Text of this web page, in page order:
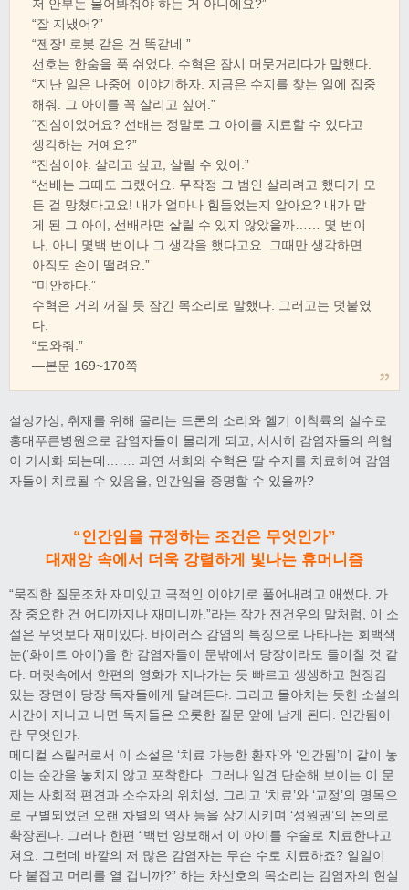
저 안부는 물어봐줘야 하는 거 아니에요?”
“잘 지냈어?”
“젠장! 로봇 같은 건 똑같네.”
선호는 한숨을 푹 쉬었다. 수혁은 잠시 머뭇거리다가 말했다.
“지난 일은 나중에 이야기하자. 지금은 수지를 찾는 일에 집중
해줘. 그 아이를 꼭 살리고 싶어.”
“진심이었어요? 선배는 정말로 그 아이를 치료할 수 있다고
생각하는 거예요?”
“진심이야. 살리고 싶고, 살릴 수 있어.”
“선배는 그때도 그랬어요. 무작정 그 범인 살리려고 했다가 모
든 걸 망쳤다고요! 내가 얼마나 힘들었는지 알아요? 내가 맡
게 된 그 아이, 선배라면 살릴 수 있지 않았을까…… 몇 번이
나, 아니 몇백 번이나 그 생각을 했다고요. 그때만 생각하면
아직도 손이 떨려요.”
“미안하다.”
수혁은 거의 꺼질 듯 잠긴 목소리로 말했다. 그러고는 덧붙였
다.
“도와줘.”
―본문 169~170쪽
설상가상, 취재를 위해 몰리는 드론의 소리와 헬기 이착륙의 실수로
홍대푸른병원으로 감염자들이 몰리게 되고, 서서히 감염자들의 위협
이 가시화 되는데……. 과연 서희와 수혁은 딸 수지를 치료하여 감염
자들이 치료될 수 있음을, 인간임을 증명할 수 있을까?
“인간임을 규정하는 조건은 무엇인가”
대재앙 속에서 더욱 강렬하게 빛나는 휴머니즘
“묵직한 질문조차 재미있고 극적인 이야기로 풀어내려고 애썼다. 가
장 중요한 건 어디까지나 재미니까.”라는 작가 전건우의 말처럼, 이 소
설은 무엇보다 재미있다. 바이러스 감염의 특징으로 나타나는 회백색
눈(‘화이트 아이’)을 한 감염자들이 문밖에서 당장이라도 들이칠 것 같
다. 머릿속에서 한편의 영화가 지나가는 듯 빠르고 생생하고 현장감
있는 장면이 당장 독자들에게 달려든다. 그리고 몰아치는 듯한 소설의
시간이 지나고 나면 독자들은 오롯한 질문 앞에 남게 된다. 인간됨이
란 무엇인가.
메디컬 스릴러로서 이 소설은 ‘치료 가능한 환자’와 ‘인간됨’이 같이 놓
이는 순간을 놓치지 않고 포착한다. 그러나 일견 단순해 보이는 이 문
제는 사회적 편견과 소수자의 위치성, 그리고 ‘치료’와 ‘교정’의 명목으
로 구별되었던 오랜 차별의 역사 등을 상기시키며 ‘성원권’의 논의로
확장된다. 그러나 한편 “백번 양보해서 이 아이를 수술로 치료한다고
쳐요. 그런데 바깥의 저 많은 감염자는 무슨 수로 치료하죠? 일일이
다 붙잡고 머리를 열 겁니까?” 하는 차선호의 목소리는 감염자의 현실